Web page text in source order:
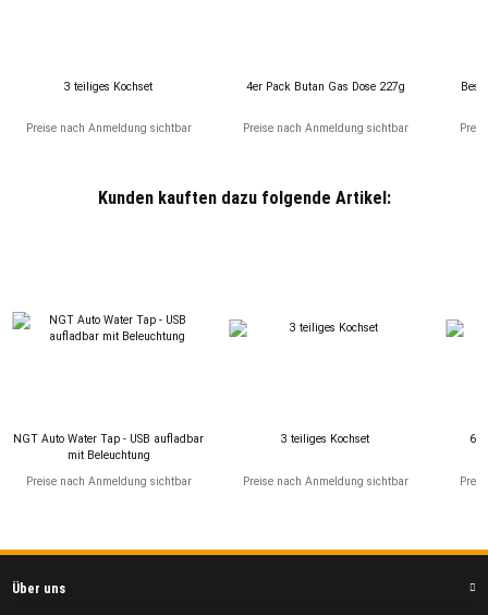
3 teiliges Kochset
Preise nach Anmeldung sichtbar
4er Pack Butan Gas Dose 227g
Preise nach Anmeldung sichtbar
Kunden kauften dazu folgende Artikel:
NGT Auto Water Tap - USB aufladbar
mit Beleuchtung
Preise nach Anmeldung sichtbar
3 teiliges Kochset
Preise nach Anmeldung sichtbar
Über uns